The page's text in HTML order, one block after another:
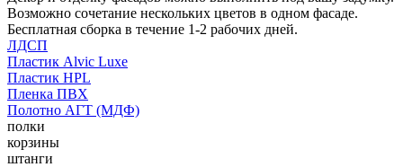
Возможно сочетание нескольких цветов в одном фасаде.
Бесплатная сборка в течение 1-2 рабочих дней.
ЛДСП
Пластик Alvic Luxe
Пластик HPL
Пленка ПВХ
Полотно АГТ (МДФ)
полки
корзины
штанги